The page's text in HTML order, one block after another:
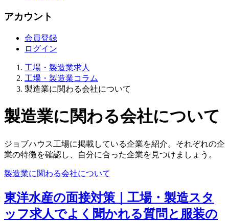
アカウント
会員登録
ログイン
工場・製造業求人
工場・製造業コラム
製造業に関わる会社について
製造業に関わる会社について
ジョブハウス工場に掲載している企業を紹介。それぞれの企
業の特徴を確認し、自分に合った企業を見つけましょう。
製造業に関わる会社について
東洋水産の面接対策｜工場・製造スタ
ッフ求人でよく聞かれる質問と服装の